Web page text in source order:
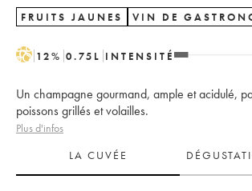
FRUITS JAUNES VIN DE
H 12% 0.75 L INTENSITÉ
Un champagne gourmand, ample et acidulé,
poissons grillés et volailles.
Plus d'infos
LA CUVÉE